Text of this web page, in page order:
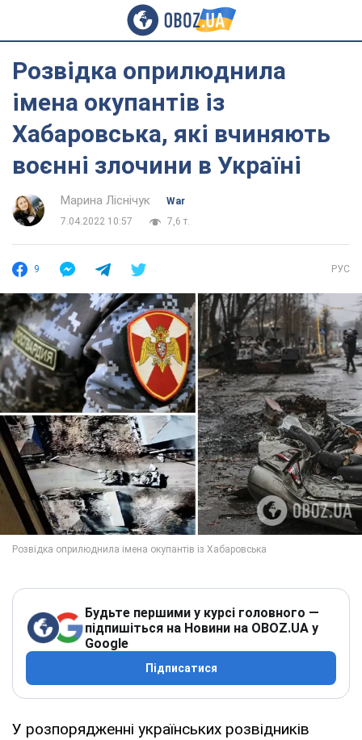
Розвідка оприлюднила
імена окупантів із
Хабаровська, які вчиняють
воєнні злочини в Україні
Марина Ліснічук
War
7.04.2022 10:57
7,6 т.
9 РУС
Будьте першими у курсі головного —
підпишіться на Новини на OBOZ.UA у
Google
Підписатися
У розпорядженні українських розвідників